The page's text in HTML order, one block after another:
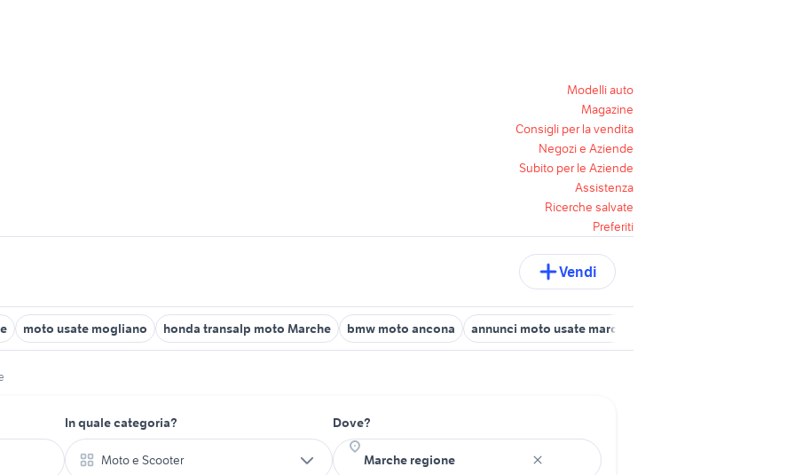
Modelli auto
Magazine
Consigli per la vendita
Negozi e Aziende
Subito per le Aziende
Assistenza
Ricerche salvate
Preferiti
Vendi
moto usate mogliano honda transalp moto Marche bmw moto ancona annunci moto usate marche
In quale categoria?
Moto e Scooter
Dove?